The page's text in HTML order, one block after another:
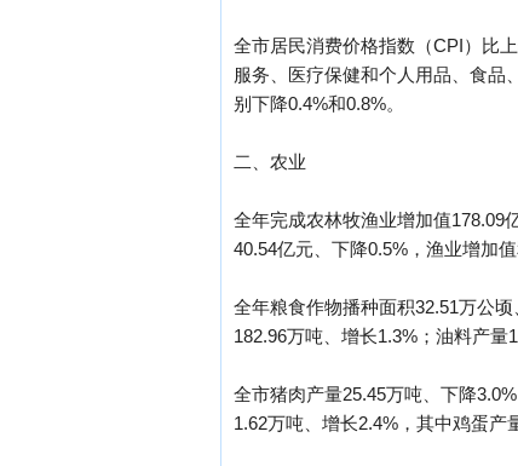
全市居民消费价格指数（CPI）比
服务、医疗保健和个人用品、食品
别下降0.4%和0.8%。
二、农业
全年完成农林牧渔业增加值178.09
40.54亿元、下降0.5%，渔业增加
全年粮食作物播种面积32.51万公
182.96万吨、增长1.3%；油料产量
全市猪肉产量25.45万吨、下降
1.62万吨、增长2.4%，其中鸡蛋产